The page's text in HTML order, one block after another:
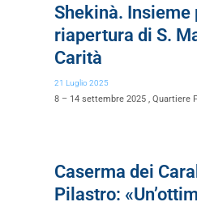
Shekinà. Insieme
riapertura di S.
Carità
21 Luglio 2025
8 – 14 settembre 2025 , Quartiere
Caserma dei
Pilastro: